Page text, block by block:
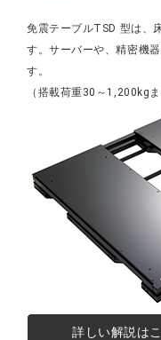
免震テーブルTSD 型は、
す。サーバーや、精密機
す。
（搭載荷重30～1,200kgま
詳しい解説は